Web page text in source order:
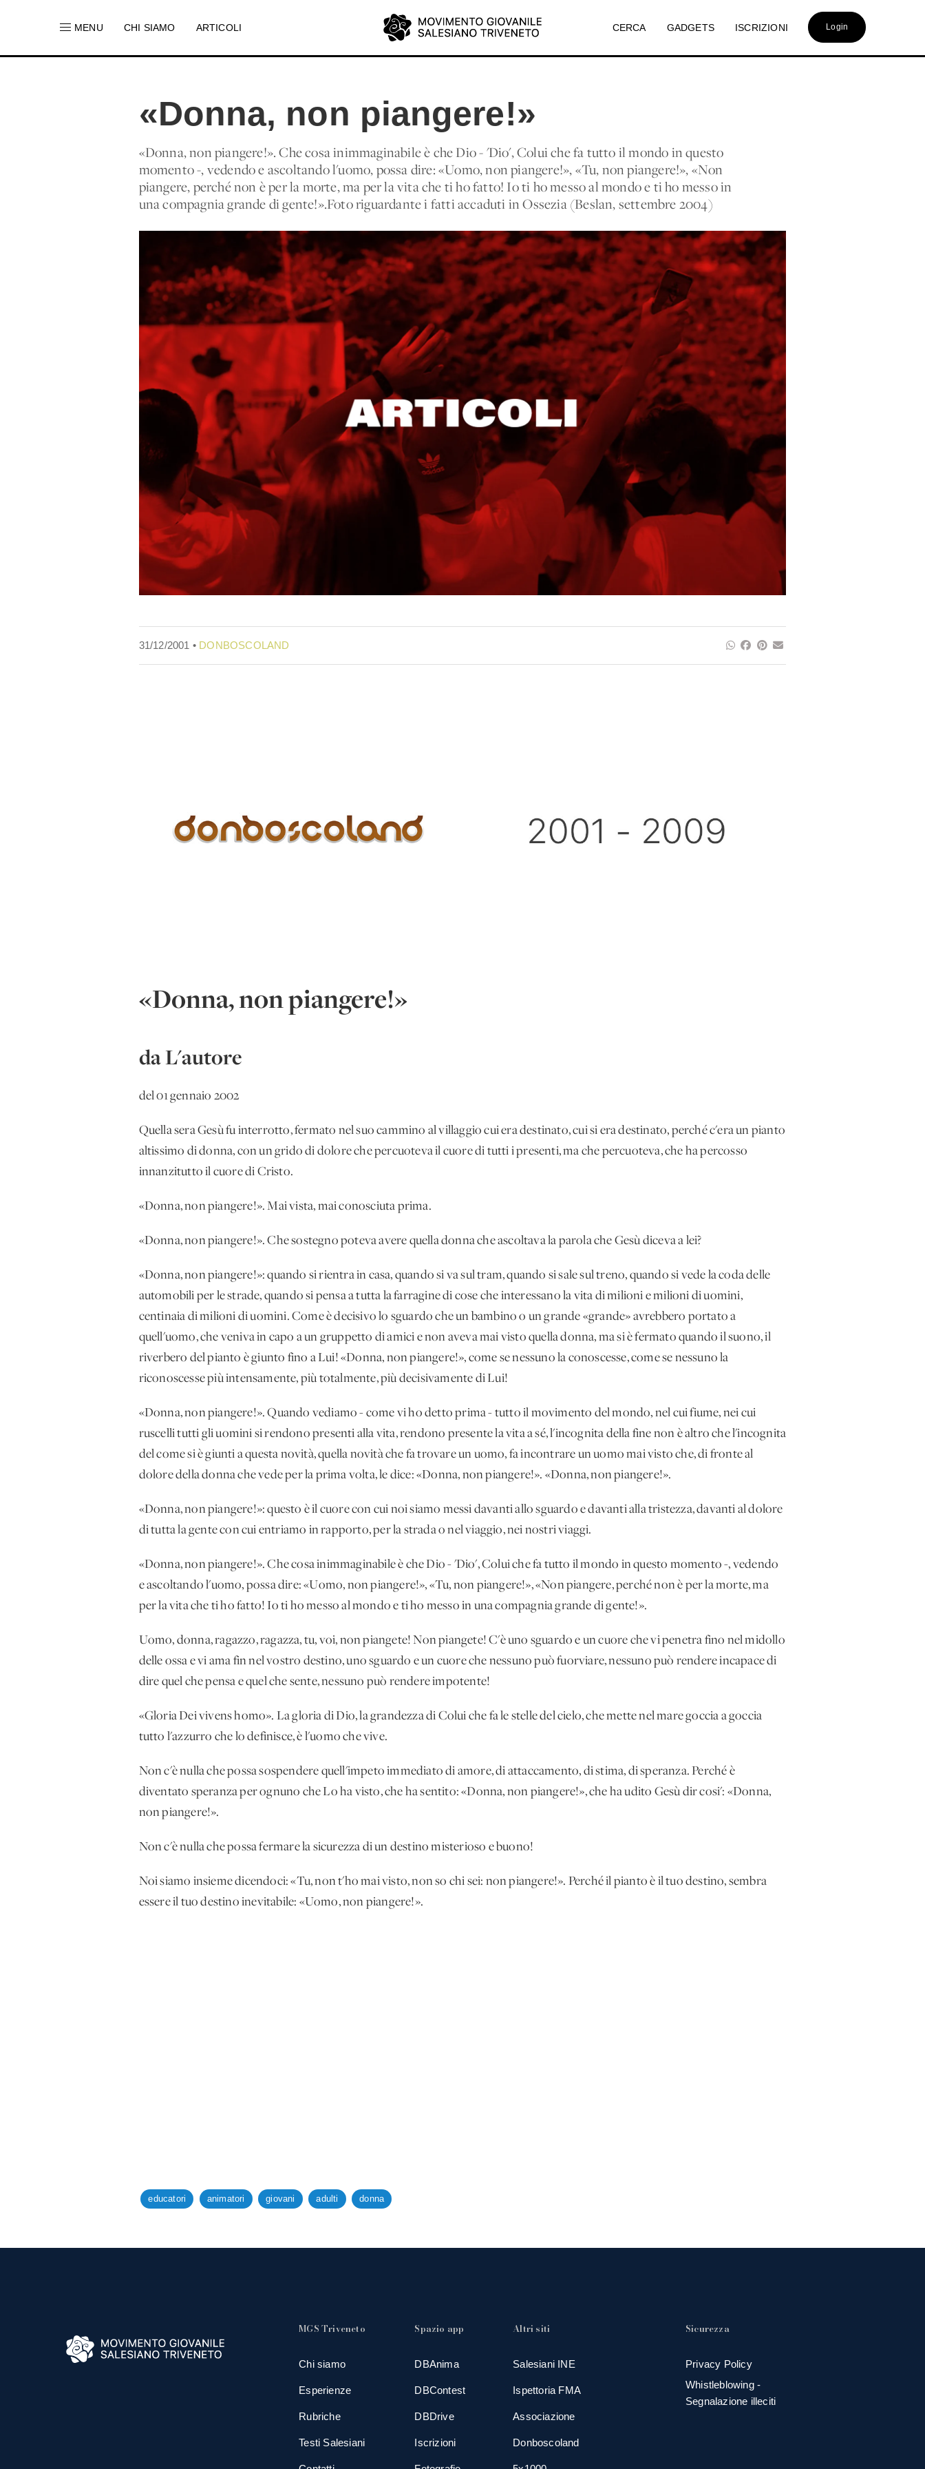
MENU CHI SIAMO ARTICOLI CERCA GADGETS ISCRIZIONI Login
«Donna, non piangere!»
«Donna, non piangere!». Che cosa inimmaginabile è che Dio - 'Dio', Colui che fa tutto il mondo in questo
momento -, vedendo e ascoltando l'uomo, possa dire: «Uomo, non piangere!», «Tu, non piangere!», «Non
piangere, perché non è per la morte, ma per la vita che ti ho fatto! Io ti ho messo al mondo e ti ho messo in
una compagnia grande di gente!».Foto riguardante i fatti accaduti in Ossezia (Beslan, settembre 2004)
31/12/2001 • DONBOSCOLAND
«Donna, non piangere!»
da L'autore
del 01 gennaio 2002
Quella sera Gesù fu interrotto, fermato nel suo cammino al villaggio cui era destinato, cui si era destinato, perché c'era un pianto
altissimo di donna, con un grido di dolore che percuoteva il cuore di tutti i presenti, ma che percuoteva, che ha percosso
innanzitutto il cuore di Cristo.
«Donna, non piangere!». Mai vista, mai conosciuta prima.
«Donna, non piangere!». Che sostegno poteva avere quella donna che ascoltava la parola che Gesù diceva a lei?
«Donna, non piangere!»: quando si rientra in casa, quando si va sul tram, quando si sale sul treno, quando si vede la coda delle
automobili per le strade, quando si pensa a tutta la farragine di cose che interessano la vita di milioni e milioni di uomini,
centinaia di milioni di uomini. Come è decisivo lo sguardo che un bambino o un grande «grande» avrebbero portato a
quell'uomo, che veniva in capo a un gruppetto di amici e non aveva mai visto quella donna, ma si è fermato quando il suono, il
riverbero del pianto è giunto fino a Lui! «Donna, non piangere!», come se nessuno la conoscesse, come se nessuno la
riconoscesse più intensamente, più totalmente, più decisivamente di Lui!
«Donna, non piangere!». Quando vediamo - come vi ho detto prima - tutto il movimento del mondo, nel cui fiume, nei cui
ruscelli tutti gli uomini si rendono presenti alla vita, rendono presente la vita a sé, l'incognita della fine non è altro che l'incognita
del come si è giunti a questa novità, quella novità che fa trovare un uomo, fa incontrare un uomo mai visto che, di fronte al
dolore della donna che vede per la prima volta, le dice: «Donna, non piangere!». «Donna, non piangere!».
«Donna, non piangere!»: questo è il cuore con cui noi siamo messi davanti allo sguardo e davanti alla tristezza, davanti al dolore
di tutta la gente con cui entriamo in rapporto, per la strada o nel viaggio, nei nostri viaggi.
«Donna, non piangere!». Che cosa inimmaginabile è che Dio - 'Dio', Colui che fa tutto il mondo in questo momento -, vedendo
e ascoltando l'uomo, possa dire: «Uomo, non piangere!», «Tu, non piangere!», «Non piangere, perché non è per la morte, ma
per la vita che ti ho fatto! Io ti ho messo al mondo e ti ho messo in una compagnia grande di gente!».
Uomo, donna, ragazzo, ragazza, tu, voi, non piangete! Non piangete! C'è uno sguardo e un cuore che vi penetra fino nel midollo
delle ossa e vi ama fin nel vostro destino, uno sguardo e un cuore che nessuno può fuorviare, nessuno può rendere incapace di
dire quel che pensa e quel che sente, nessuno può rendere impotente!
«Gloria Dei vivens homo». La gloria di Dio, la grandezza di Colui che fa le stelle del cielo, che mette nel mare goccia a goccia
tutto l'azzurro che lo definisce, è l'uomo che vive.
Non c'è nulla che possa sospendere quell'impeto immediato di amore, di attaccamento, di stima, di speranza. Perché è
diventato speranza per ognuno che Lo ha visto, che ha sentito: «Donna, non piangere!», che ha udito Gesù dir cosi': «Donna,
non piangere!».
Non c'è nulla che possa fermare la sicurezza di un destino misterioso e buono!
Noi siamo insieme dicendoci: «Tu, non t'ho mai visto, non so chi sei: non piangere!». Perché il pianto è il tuo destino, sembra
essere il tuo destino inevitabile: «Uomo, non piangere!».
educatori animatori giovani adulti donna
MGS Triveneto
Chi siamo
Esperienze
Rubriche
Testi Salesiani
Spazio app
DBAnima
DBContest
DBDrive
Iscrizioni
Altri siti
Salesiani INE
Ispettoria FMA
Associazione
Donboscoland
Sicurezza
Privacy Policy
Whistleblowing -
Segnalazione illeciti